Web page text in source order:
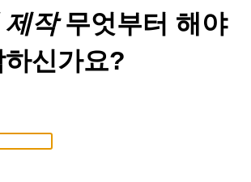
제작무엇부터 해야
신가요?